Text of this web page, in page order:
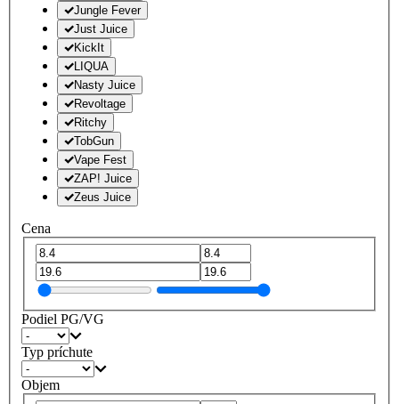
Jungle Fever
Just Juice
KickIt
LIQUA
Nasty Juice
Revoltage
Ritchy
TobGun
Vape Fest
ZAP! Juice
Zeus Juice
Cena
Podiel PG/VG
Typ príchute
Objem